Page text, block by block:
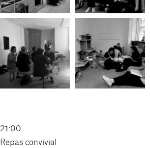
21:00
Repas convivial